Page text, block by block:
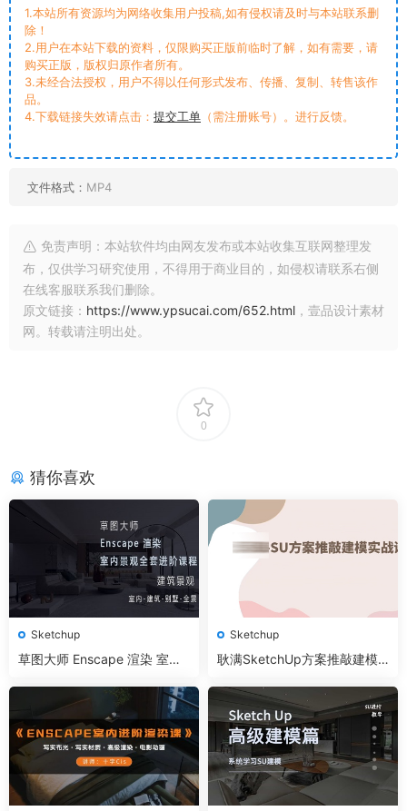
1.本站所有资源均为网络收集用户投稿,如有侵权请及时与本站联系删
除！
2.用户在本站下载的资料，仅限购买正版前临时了解，如有需要，请
购买正版，版权归原作者所有。
3.未经合法授权，用户不得以任何形式发布、传播、复制、转售该作
品。
4.下载链接失效请点击： 提交工单 （需注册账号）。进行反馈。
文件格式： MP4
免责声明：本站软件均由网友发布或本站收集互联网整理发
布，仅供学习研究使用，不得用于商业目的，如侵权请联系右侧
在线客服联系我们删除。
原文链接： https://www.ypsucai.com/652.html ，壹品设计素材
网。转载请注明出处。
0
猜你喜欢
Sketchup
草图大师 Enscape 渲染 室内
Sketchup
耿满SketchUp方案推敲建模